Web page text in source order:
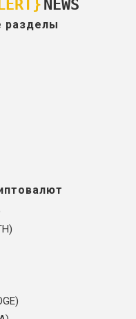
NEWS
разделы